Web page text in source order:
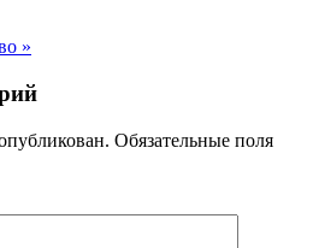
»
Обязательные поля